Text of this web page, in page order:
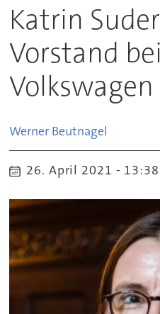
Katrin
Vorstand bei
Werner Beutnagel
26. April 2021 - 13:38